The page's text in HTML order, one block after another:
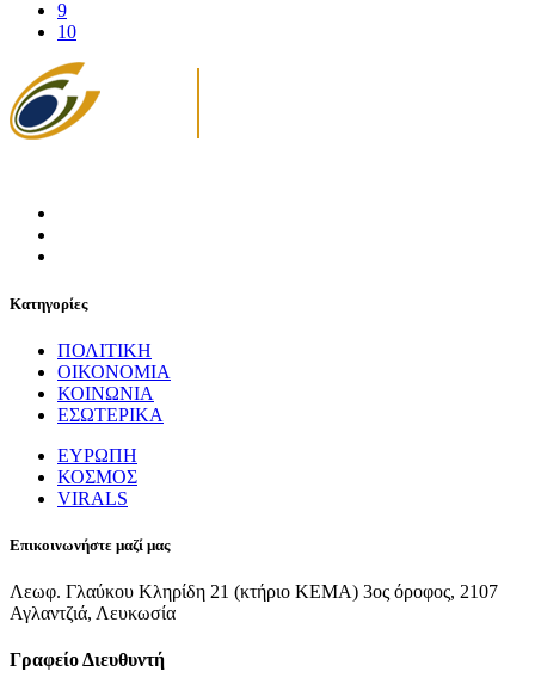
9
10
Κατηγορίες
ΠΟΛΙΤΙΚΗ
ΟΙΚΟΝΟΜΙΑ
ΚΟΙΝΩΝΙΑ
ΕΣΩΤΕΡΙΚΑ
ΕΥΡΩΠΗ
ΚΟΣΜΟΣ
VIRALS
Επικοινωνήστε μαζί μας
Λεωφ. Γλαύκου Κληρίδη 21 (κτήριο ΚΕΜΑ) 3ος όροφος, 2107
Αγλαντζιά, Λευκωσία
Γραφείο Διευθυντή